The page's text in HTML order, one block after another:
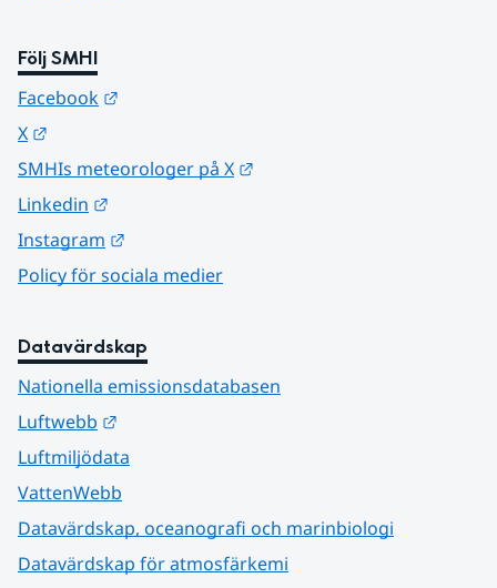
Följ SMHI
Facebook
X
SMHIs meteorologer på X
Linkedin
Instagram
Policy för sociala medier
Datavärdskap
Nationella emissionsdatabasen
Luftwebb
Luftmiljödata
VattenWebb
Datavärdskap, oceanografi och marinbiologi
Datavärdskap för atmosfärkemi